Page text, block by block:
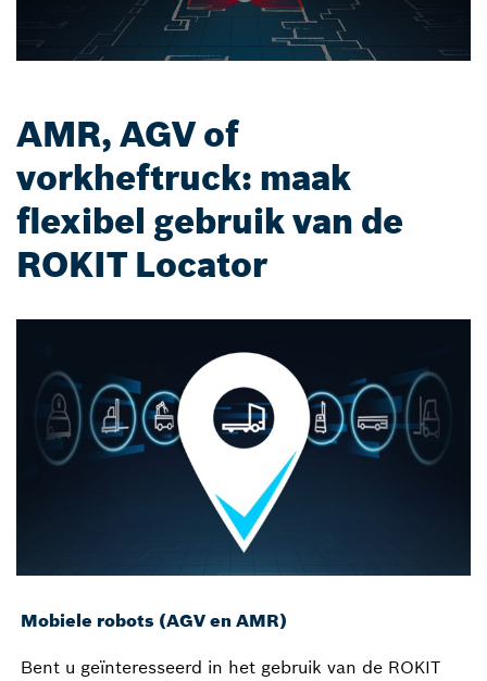
AMR, AGV of
vorkheftruck: maak
flexibel gebruik van de
ROKIT Locator
Mobiele robots (AGV en AMR)
Bent u geïnteresseerd in het gebruik van de ROKIT